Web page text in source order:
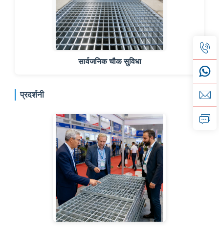
सार्वजनिक चौक सुविधा
प्रदर्शनी